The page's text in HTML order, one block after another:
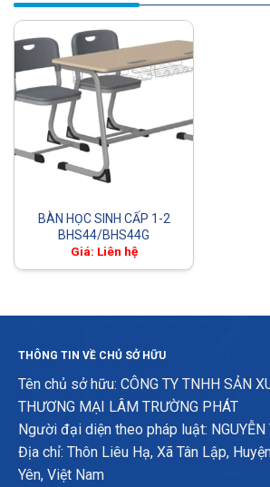
BÀN HỌC SINH CẤP 1-2
BHS44/BHS44G
Giá: Liên hệ
THÔNG TIN VỀ CHỦ SỞ HỮU
Tên chủ sở hữu: CÔNG TY TNHH SẢN
THƯƠNG MẠI LÂM TRƯỜNG PHÁT
Người đại diện theo pháp luật: NGUYỄN
Địa chỉ: Thôn Liêu Hạ, Xã Tân Lập,
Yên, Việt Nam